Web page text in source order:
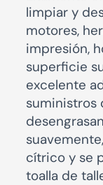
limpiar y
motores,
impresión,
superficie
excelente
suministros
cítrico y se
toalla de